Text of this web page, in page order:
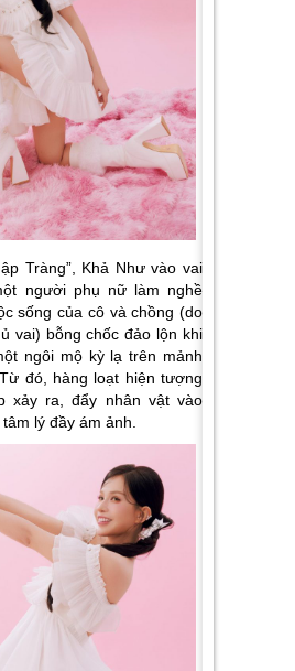
Tràng”, Khả Như vào vai
người phụ nữ làm nghề
sống của cô và chồng (do
vai) bỗng chốc đảo lộn khi
ngôi mộ kỳ lạ trên mảnh
đó, hàng loạt hiện tượng
xảy ra, đẩy nhân vật vào
lý đầy ám ảnh.